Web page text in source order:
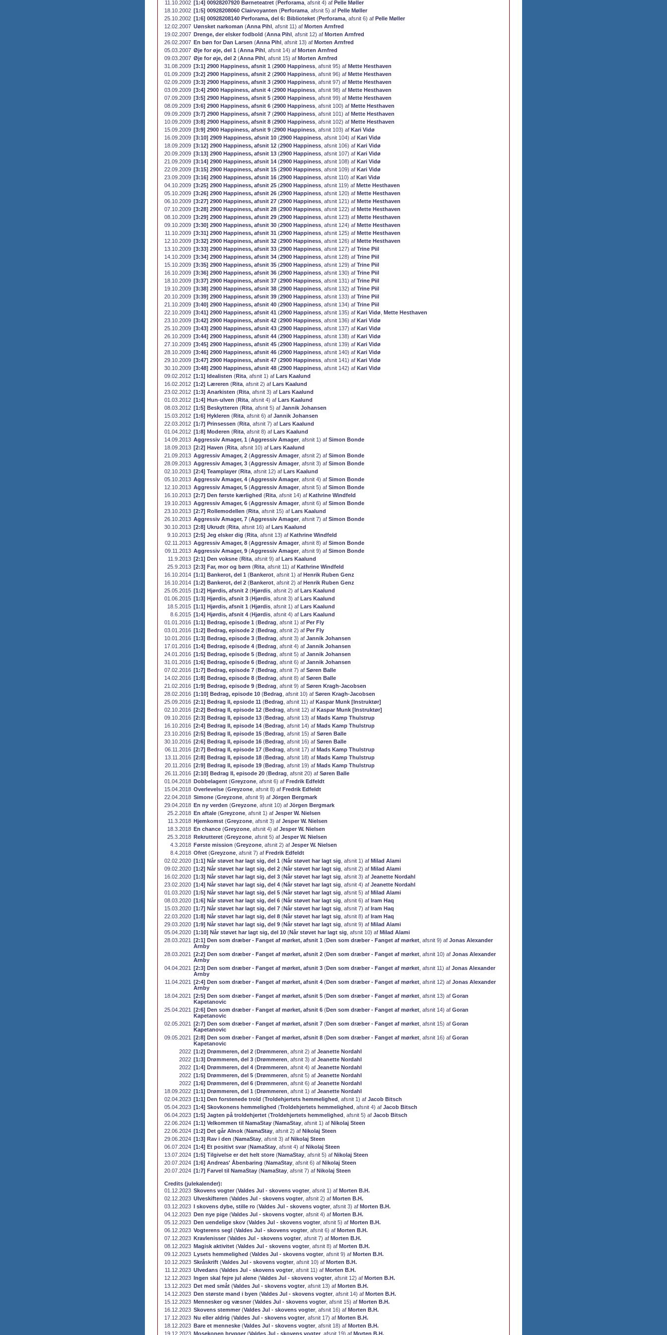
11.10.2002 [1:4] 00928207920 Børneteatret (Perforama , afsnit 4) af Pelle Møller
18.10.2002 [1:5] 00928208060 Clairvoyanten (Perforama , afsnit 5) af Pelle Møller
25.10.2002 [1:6] 00928208140 Perforama, del 6: Biblioteket (Perforama , afsnit 6) af Pelle Møller
12.02.2007 Uønsket narkoman (Anna Pihl , afsnit 11) af Morten Arnfred
19.02.2007 Drenge, der elsker fodbold (Anna Pihl , afsnit 12) af Morten Arnfred
26.02.2007 En bøn for Dan Larsen (Anna Pihl , afsnit 13) af Morten Arnfred
05.03.2007 Øje for øje, del 1 (Anna Pihl , afsnit 14) af Morten Arnfred
09.03.2007 Øje for øje, del 2 (Anna Pihl , afsnit 15) af Morten Arnfred
31.08.2009 [3:1] 2900 Happiness, afsnit 1 (2900 Happiness , afsnit 95) af Mette Hesthaven
01.09.2009 [3:2] 2900 Happiness, afsnit 2 (2900 Happiness , afsnit 96) af Mette Hesthaven
02.09.2009 [3:3] 2900 Happiness, afsnit 3 (2900 Happiness , afsnit 97) af Mette Hesthaven
03.09.2009 [3:4] 2900 Happiness, afsnit 4 (2900 Happiness , afsnit 98) af Mette Hesthaven
07.09.2009 [3:5] 2900 Happiness, afsnit 5 (2900 Happiness , afsnit 99) af Mette Hesthaven
08.09.2009 [3:6] 2900 Happiness, afsnit 6 (2900 Happiness , afsnit 100) af Mette Hesthaven
09.09.2009 [3:7] 2900 Happiness, afsnit 7 (2900 Happiness , afsnit 101) af Mette Hesthaven
10.09.2009 [3:8] 2900 Happiness, afsnit 8 (2900 Happiness , afsnit 102) af Mette Hesthaven
15.09.2009 [3:9] 2900 Happiness, afsnit 9 (2900 Happiness , afsnit 103) af Kari Vidø
16.09.2009 [3:10] 2909 Happiness, afsnit 10 (2900 Happiness , afsnit 104) af Kari Vidø
18.09.2009 [3:12] 2900 Happiness, afsnit 12 (2900 Happiness , afsnit 106) af Kari Vidø
20.09.2009 [3:13] 2900 Happiness, afsnit 13 (2900 Happiness , afsnit 107) af Kari Vidø
21.09.2009 [3:14] 2900 Happiness, afsnit 14 (2900 Happiness , afsnit 108) af Kari Vidø
22.09.2009 [3:15] 2900 Happiness, afsnit 15 (2900 Happiness , afsnit 109) af Kari Vidø
23.09.2009 [3:16] 2900 Happiness, afsnit 16 (2900 Happiness , afsnit 110) af Kari Vidø
04.10.2009 [3:25] 2900 Happiness, afsnit 25 (2900 Happiness , afsnit 119) af Mette Hesthaven
05.10.2009 [3:26] 2900 Happiness, afsnit 26 (2900 Happiness , afsnit 120) af Mette Hesthaven
06.10.2009 [3:27] 2900 Happiness, afsnit 27 (2900 Happiness , afsnit 121) af Mette Hesthaven
07.10.2009 [3:28] 2900 Happiness, afsnit 28 (2900 Happiness , afsnit 122) af Mette Hesthaven
08.10.2009 [3:29] 2900 Happiness, afsnit 29 (2900 Happiness , afsnit 123) af Mette Hesthaven
09.10.2009 [3:30] 2900 Happiness, afsnit 30 (2900 Happiness , afsnit 124) af Mette Hesthaven
11.10.2009 [3:31] 2900 Happiness, afsnit 31 (2900 Happiness , afsnit 125) af Mette Hesthaven
12.10.2009 [3:32] 2900 Happiness, afsnit 32 (2900 Happiness , afsnit 126) af Mette Hesthaven
13.10.2009 [3:33] 2900 Happiness, afsnit 33 (2900 Happiness , afsnit 127) af Trine Piil
14.10.2009 [3:34] 2900 Happiness, afsnit 34 (2900 Happiness , afsnit 128) af Trine Piil
15.10.2009 [3:35] 2900 Happiness, afsnit 35 (2900 Happiness , afsnit 129) af Trine Piil
16.10.2009 [3:36] 2900 Happiness, afsnit 36 (2900 Happiness , afsnit 130) af Trine Piil
18.10.2009 [3:37] 2900 Happiness, afsnit 37 (2900 Happiness , afsnit 131) af Trine Piil
19.10.2009 [3:38] 2900 Happiness, afsnit 38 (2900 Happiness , afsnit 132) af Trine Piil
20.10.2009 [3:39] 2900 Happiness, afsnit 39 (2900 Happiness , afsnit 133) af Trine Piil
21.10.2009 [3:40] 2900 Happiness, afsnit 40 (2900 Happiness , afsnit 134) af Trine Piil
22.10.2009 [3:41] 2900 Happiness, afsnit 41 (2900 Happiness , afsnit 135) af Kari Vidø Mette Hesthaven
23.10.2009 [3:42] 2900 Happiness, afsnit 42 (2900 Happiness , afsnit 136) af Kari Vidø
25.10.2009 [3:43] 2900 Happiness, afsnit 43 (2900 Happiness , afsnit 137) af Kari Vidø
26.10.2009 [3:44] 2900 Happiness, afsnit 44 (2900 Happiness , afsnit 138) af Kari Vidø
27.10.2009 [3:45] 2900 Happiness, afsnit 45 (2900 Happiness , afsnit 139) af Kari Vidø
28.10.2009 [3:46] 2900 Happiness, afsnit 46 (2900 Happiness , afsnit 140) af Kari Vidø
29.10.2009 [3:47] 2900 Happiness, afsnit 47 (2900 Happiness , afsnit 141) af Kari Vidø
30.10.2009 [3:48] 2900 Happiness, afsnit 48 (2900 Happiness , afsnit 142) af Kari Vidø
09.02.2012 [1:1] Idealisten (Rita , afsnit 1) af Lars Kaalund
16.02.2012 [1:2] Læreren (Rita , afsnit 2) af Lars Kaalund
23.02.2012 [1:3] Anarkisten (Rita , afsnit 3) af Lars Kaalund
01.03.2012 [1:4] Hun-ulven (Rita , afsnit 4) af Lars Kaalund
08.03.2012 [1:5] Beskytteren (Rita , afsnit 5) af Jannik Johansen
15.03.2012 [1:6] Hykleren (Rita , afsnit 6) af Jannik Johansen
22.03.2012 [1:7] Prinsessen (Rita , afsnit 7) af Lars Kaalund
01.04.2012 [1:8] Moderen (Rita , afsnit 8) af Lars Kaalund
14.09.2013 Aggressiv Amager, 1 (Aggressiv Amager , afsnit 1) af Simon Bonde
18.09.2013 [2:2] Haven (Rita , afsnit 10) af Lars Kaalund
21.09.2013 Aggressiv Amager, 2 (Aggressiv Amager , afsnit 2) af Simon Bonde
28.09.2013 Aggressiv Amager, 3 (Aggressiv Amager , afsnit 3) af Simon Bonde
02.10.2013 [2:4] Teamplayer (Rita , afsnit 12) af Lars Kaalund
05.10.2013 Aggressiv Amager, 4 (Aggressiv Amager , afsnit 4) af Simon Bonde
12.10.2013 Aggressiv Amager, 5 (Aggressiv Amager , afsnit 5) af Simon Bonde
16.10.2013 [2:7] Den første kærlighed (Rita , afsnit 14) af Kathrine Windfeld
19.10.2013 Aggressiv Amager, 6 (Aggressiv Amager , afsnit 6) af Simon Bonde
23.10.2013 [2:7] Rollemodellen (Rita , afsnit 15) af Lars Kaalund
26.10.2013 Aggressiv Amager, 7 (Aggressiv Amager , afsnit 7) af Simon Bonde
30.10.2013 [2:8] Ukrudt (Rita , afsnit 16) af Lars Kaalund
9.10.2013 [2:5] Jeg elsker dig (Rita , afsnit 13) af Kathrine Windfeld
02.11.2013 Aggressiv Amager, 8 (Aggressiv Amager , afsnit 8) af Simon Bonde
09.11.2013 Aggressiv Amager, 9 (Aggressiv Amager , afsnit 9) af Simon Bonde
11.9.2013 [2:1] Den voksne (Rita , afsnit 9) af Lars Kaalund
25.9.2013 [2:3] Far, mor og børn (Rita , afsnit 11) af Kathrine Windfeld
16.10.2014 [1:1] Bankerot, del 1 (Bankerot , afsnit 1) af Henrik Ruben Genz
16.10.2014 [1:2] Bankerot, del 2 (Bankerot , afsnit 2) af Henrik Ruben Genz
25.05.2015 [1:2] Hjørdis, afsnit 2 (Hjørdis , afsnit 2) af Lars Kaalund
01.06.2015 [1:3] Hjørdis, afsnit 3 (Hjørdis , afsnit 3) af Lars Kaalund
18.5.2015 [1:1] Hjørdis, afsnit 1 (Hjørdis , afsnit 1) af Lars Kaalund
8.6.2015 [1:4] Hjørdis, afsnit 4 (Hjørdis , afsnit 4) af Lars Kaalund
01.01.2016 [1:1] Bedrag, episode 1 (Bedrag , afsnit 1) af Per Fly
03.01.2016 [1:2] Bedrag, episode 2 (Bedrag , afsnit 2) af Per Fly
10.01.2016 [1:3] Bedrag, episode 3 (Bedrag , afsnit 3) af Jannik Johansen
17.01.2016 [1:4] Bedrag, episode 4 (Bedrag , afsnit 4) af Jannik Johansen
24.01.2016 [1:5] Bedrag, episode 5 (Bedrag , afsnit 5) af Jannik Johansen
31.01.2016 [1:6] Bedrag, episode 6 (Bedrag , afsnit 6) af Jannik Johansen
07.02.2016 [1:7] Bedrag, episode 7 (Bedrag , afsnit 7) af Søren Balle
14.02.2016 [1:8] Bedrag, episode 8 (Bedrag , afsnit 8) af Søren Balle
21.02.2016 [1:9] Bedrag, episode 9 (Bedrag , afsnit 9) af Søren Kragh-Jacobsen
28.02.2016 [1:10] Bedrag, episode 10 (Bedrag , afsnit 10) af Søren Kragh-Jacobsen
25.09.2016 [2:1] Bedrag II, epsiode 11 (Bedrag , afsnit 11) af Kaspar Munk [Instruktør]
02.10.2016 [2:2] Bedrag II, episode 12 (Bedrag , afsnit 12) af Kaspar Munk [Instruktør]
09.10.2016 [2:3] Bedrag II, episode 13 (Bedrag , afsnit 13) af Mads Kamp Thulstrup
16.10.2016 [2:4] Bedrag II, episode 14 (Bedrag , afsnit 14) af Mads Kamp Thulstrup
23.10.2016 [2:5] Bedrag II, episode 15 (Bedrag , afsnit 15) af Søren Balle
30.10.2016 [2:6] Bedrag II, episode 16 (Bedrag , afsnit 16) af Søren Balle
06.11.2016 [2:7] Bedrag II, episode 17 (Bedrag , afsnit 17) af Mads Kamp Thulstrup
13.11.2016 [2:8] Bedrag II, episode 18 (Bedrag , afsnit 18) af Mads Kamp Thulstrup
20.11.2016 [2:9] Bedrag II, episode 19 (Bedrag , afsnit 19) af Mads Kamp Thulstrup
26.11.2016 [2:10] Bedrag II, episode 20 (Bedrag , afsnit 20) af Søren Balle
01.04.2018 Dobbelagent (Greyzone , afsnit 6) af Fredrik Edfeldt
15.04.2018 Overlevelse (Greyzone , afsnit 8) af Fredrik Edfeldt
22.04.2018 Simone (Greyzone , afsnit 9) af Jörgen Bergmark
29.04.2018 En ny verden (Greyzone , afsnit 10) af Jörgen Bergmark
25.2.2018 En aftale (Greyzone , afsnit 1) af Jesper W. Nielsen
11.3.2018 Hjemkomst (Greyzone , afsnit 3) af Jesper W. Nielsen
18.3.2018 En chance (Greyzone , afsnit 4) af Jesper W. Nielsen
25.3.2018 Rekrutteret (Greyzone , afsnit 5) af Jesper W. Nielsen
4.3.2018 Første mission (Greyzone , afsnit 2) af Jesper W. Nielsen
8.4.2018 Ofret (Greyzone , afsnit 7) af Fredrik Edfeldt
02.02.2020 [1:1] Når støvet har lagt sig, del 1 (Når støvet har lagt sig , afsnit 1) af Milad Alami
09.02.2020 [1:2] Når støvet har lagt sig, del 2 (Når støvet har lagt sig , afsnit 2) af Milad Alami
16.02.2020 [1:3] Når støvet har lagt sig, del 3 (Når støvet har lagt sig , afsnit 3) af Jeanette Nordahl
23.02.2020 [1:4] Når støvet har lagt sig, del 4 (Når støvet har lagt sig , afsnit 4) af Jeanette Nordahl
01.03.2020 [1:5] Når støvet har lagt sig, del 5 (Når støvet har lagt sig , afsnit 5) af Milad Alami
08.03.2020 [1:6] Når støvet har lagt sig, del 6 (Når støvet har lagt sig , afsnit 6) af Iram Haq
15.03.2020 [1:7] Når støvet har lagt sig, del 7 (Når støvet har lagt sig , afsnit 7) af Iram Haq
22.03.2020 [1:8] Når støvet har lagt sig, del 8 (Når støvet har lagt sig , afsnit 8) af Iram Haq
29.03.2020 [1:9] Når støvet har lagt sig, del 9 (Når støvet har lagt sig , afsnit 9) af Milad Alami
05.04.2020 [1:10] Når støvet har lagt sig, del 10 (Når støvet har lagt sig , afsnit 10) af Milad Alami
28.03.2021 [2:1] Den som dræber - Fanget af mørket, afsnit 1 (Den som dræber - Fanget af mørket , afsnit 9) af Jonas Alexander
Arnby
28.03.2021 [2:2] Den som dræber - Fanget af mørket, afsnit 2 (Den som dræber - Fanget af mørket , afsnit 10) af Jonas Alexander
Arnby
04.04.2021 [2:3] Den som dræber - Fanget af mørket, afsnit 3 (Den som dræber - Fanget af mørket , afsnit 11) af Jonas Alexander
Arnby
11.04.2021 [2:4] Den som dræber - Fanget af mørket, afsnit 4 (Den som dræber - Fanget af mørket , afsnit 12) af Jonas Alexander
Arnby
18.04.2021 [2:5] Den som dræber - Fanget af mørket, afsnit 5 (Den som dræber - Fanget af mørket , afsnit 13) af Goran
Kapetanovic
25.04.2021 [2:6] Den som dræber - Fanget af mørket, afsnit 6 (Den som dræber - Fanget af mørket , afsnit 14) af Goran
Kapetanovic
02.05.2021 [2:7] Den som dræber - Fanget af mørket, afsnit 7 (Den som dræber - Fanget af mørket , afsnit 15) af Goran
Kapetanovic
09.05.2021 [2:8] Den som dræber - Fanget af mørket, afsnit 8 (Den som dræber - Fanget af mørket , afsnit 16) af Goran
Kapetanovic
2022 [1:2] Drømmeren, del 2 (Drømmeren , afsnit 2) af Jeanette Nordahl
2022 [1:3] Drømmeren, del 3 (Drømmeren , afsnit 3) af Jeanette Nordahl
2022 [1:4] Drømmeren, del 4 (Drømmeren , afsnit 4) af Jeanette Nordahl
2022 [1:5] Drømmeren, del 5 (Drømmeren , afsnit 5) af Jeanette Nordahl
2022 [1:6] Drømmeren, del 6 (Drømmeren , afsnit 6) af Jeanette Nordahl
18.09.2022 [1:1] Drømmeren, del 1 (Drømmeren , afsnit 1) af Jeanette Nordahl
02.04.2023 [1:1] Den forstenede trold (Troldehjertets hemmelighed , afsnit 1) af Jacob Bitsch
05.04.2023 [1:4] Skovkonens hemmelighed (Troldehjertets hemmelighed , afsnit 4) af Jacob Bitsch
06.04.2023 [1:5] Jagten på troldehjertet (Troldehjertets hemmelighed , afsnit 5) af Jacob Bitsch
22.06.2024 [1:1] Velkommen til NamaStay (NamaStay , afsnit 1) af Nikolaj Steen
22.06.2024 [1:2] Det går Alnok (NamaStay , afsnit 2) af Nikolaj Steen
29.06.2024 [1:3] Rav i den (NamaStay , afsnit 3) af Nikolaj Steen
06.07.2024 [1:4] Et positivt svar (NamaStay , afsnit 4) af Nikolaj Steen
13.07.2024 [1:5] Tilgivelse er det helt store (NamaStay , afsnit 5) af Nikolaj Steen
20.07.2024 [1:6] Andreas' Åbenbaring (NamaStay , afsnit 6) af Nikolaj Steen
20.07.2024 [1:7] Farvel til NamaStay (NamaStay , afsnit 7) af Nikolaj Steen
Credits (julekalender):
01.12.2023 Skovens vogter (Valdes Jul - skovens vogter , afsnit 1) af Morten B.H.
02.12.2023 Ulveskifteren (Valdes Jul - skovens vogter , afsnit 2) af Morten B.H.
03.12.2023 I skovens dybe, stille ro (Valdes Jul - skovens vogter , afsnit 3) af Morten B.H.
04.12.2023 Den nye pige (Valdes Jul - skovens vogter , afsnit 4) af Morten B.H.
05.12.2023 Den uendelige skov (Valdes Jul - skovens vogter , afsnit 5) af Morten B.H.
06.12.2023 Vogterens segl (Valdes Jul - skovens vogter , afsnit 6) af Morten B.H.
07.12.2023 Kravlenisser (Valdes Jul - skovens vogter , afsnit 7) af Morten B.H.
08.12.2023 Magisk aktivitet (Valdes Jul - skovens vogter , afsnit 8) af Morten B.H.
09.12.2023 Lysets hemmelighed (Valdes Jul - skovens vogter , afsnit 9) af Morten B.H.
10.12.2023 Skråskrift (Valdes Jul - skovens vogter , afsnit 10) af Morten B.H.
11.12.2023 Ulvedans (Valdes Jul - skovens vogter , afsnit 11) af Morten B.H.
12.12.2023 Ingen skal fejre jul alene (Valdes Jul - skovens vogter , afsnit 12) af Morten B.H.
13.12.2023 Det med småt (Valdes Jul - skovens vogter , afsnit 13) af Morten B.H.
14.12.2023 Den største mand i byen (Valdes Jul - skovens vogter , afsnit 14) af Morten B.H.
15.12.2023 Mennesker og væsner (Valdes Jul - skovens vogter , afsnit 15) af Morten B.H.
16.12.2023 Skovens stemmer (Valdes Jul - skovens vogter , afsnit 16) af Morten B.H.
17.12.2023 Nu eller aldrig (Valdes Jul - skovens vogter , afsnit 17) af Morten B.H.
18.12.2023 Bare et menneske (Valdes Jul - skovens vogter , afsnit 18) af Morten B.H.
19.12.2023 Mosekonen brygger (Valdes Jul - skovens vogter , afsnit 19) af Morten B.H.